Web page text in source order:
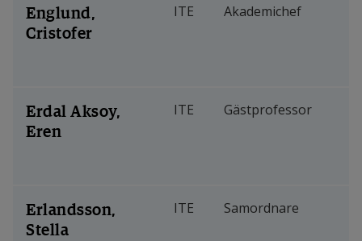
Englund,
Cristofer
ITE Akademichef
Erdal Aksoy,
Eren
ITE Gästprofessor
Erlandsson,
Stella
ITE Samordnare